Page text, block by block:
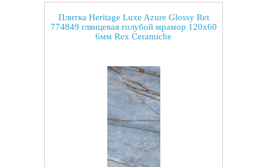
Плитка Heritage Luxe Azure Glossy Ret
774849 глянцевая голубой мрамор 120x60
6мм Rex Ceramiche